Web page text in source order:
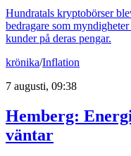
Hundratals kryptobörser
bedragare som
kunder på deras pengar.
krönika/Inflation
7 augusti, 09:38
Hemberg:
väntar